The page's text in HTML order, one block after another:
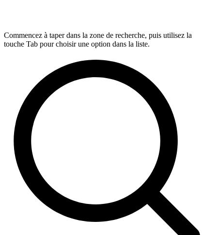
Commencez à taper dans la zone de recherche, puis utilisez la
touche Tab pour choisir une option dans la liste.